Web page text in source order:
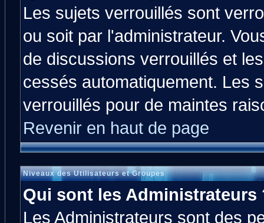
Les sujets verrouillés sont
ou soit par l'administrateur.
de discussions verrouillés et
cessés automatiquement. Les
verrouillés pour de maintes
Revenir en haut de page
Niveaux des Utilisateurs et Groupes
Qui sont les Administrateurs
Les Administrateurs sont des